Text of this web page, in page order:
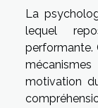
La
lequel
performante.
motivation